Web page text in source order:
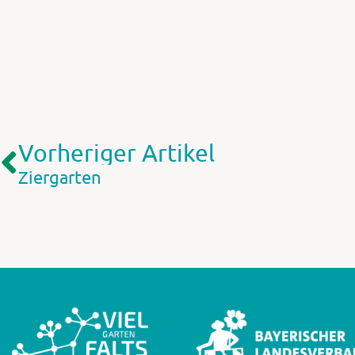
Vorheriger Artikel
Ziergarten